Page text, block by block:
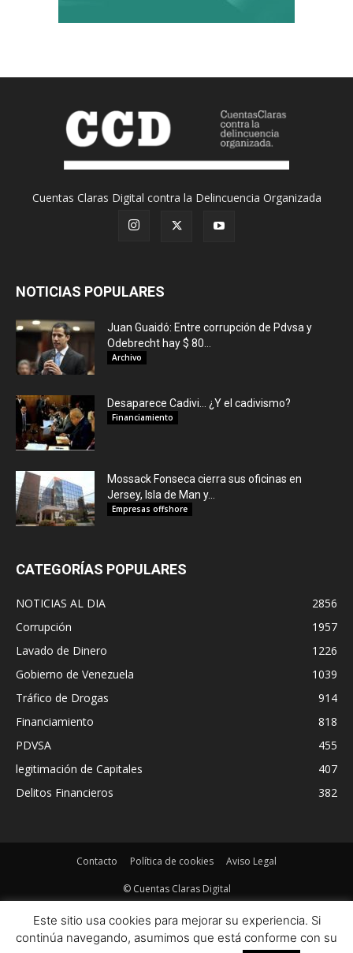
Cuentas Claras Digital contra la Delincuencia Organizada
NOTICIAS POPULARES
Juan Guaidó: Entre corrupción de Pdvsa y
Odebrecht hay $ 80...
Archivo
Desaparece Cadivi… ¿Y el cadivismo?
Financiamiento
Mossack Fonseca cierra sus oficinas en
Jersey, Isla de Man y...
Empresas offshore
CATEGORÍAS POPULARES
NOTICIAS AL DIA
2856
Corrupción
1957
Lavado de Dinero
1226
Gobierno de Venezuela
1039
Tráfico de Drogas
914
Financiamiento
818
PDVSA
455
legitimación de Capitales
407
Delitos Financieros
382
Contacto Política de cookies Aviso Legal
© Cuentas Claras Digital
Este sitio usa cookies para mejorar su experiencia. Si
continúa navegando, asumimos que está conforme con su